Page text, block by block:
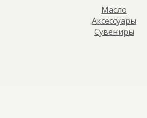
Масло
Аксессуары
Сувениры